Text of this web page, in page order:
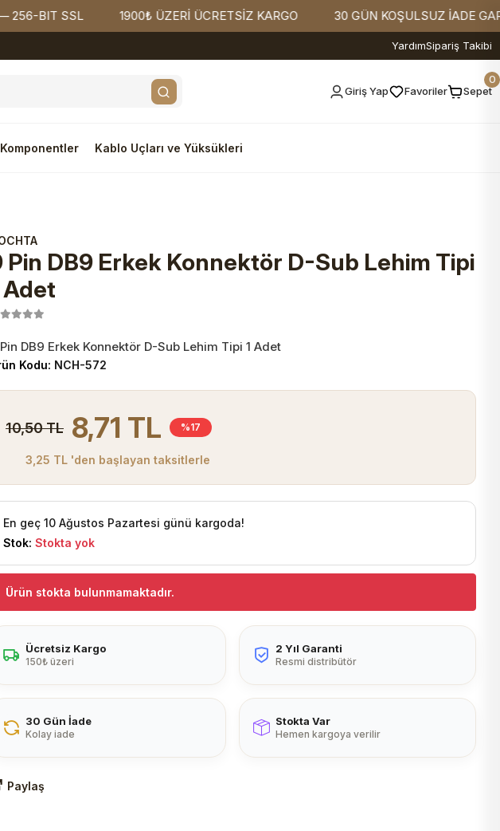
SSL 1900₺ ÜZERİ ÜCRETSİZ KARGO 30 GÜN KOŞULSUZ İADE
YardımSipariş Takibi
Giriş Yap Favoriler Sepet
0
Kablo Uçları ve Yüksükleri
Pin DB9 Erkek Konnektör D-Sub Lehim Tipi
Adet
DB9 Erkek Konnektör D-Sub Lehim Tipi 1 Adet
Kodu: NCH-572
10,50 TL 8,71 TL %17
3,25 TL 'den başlayan taksitlerle
En geç 10 Ağustos Pazartesi günü kargoda!
Stok: Stokta yok
Ürün stokta bulunmamaktadır.
Ücretsiz Kargo
150₺ üzeri
2 Yıl Garanti
Resmi distribütör
30 Gün İade
Kolay iade
Stokta Var
Hemen kargoya verilir
Paylaş